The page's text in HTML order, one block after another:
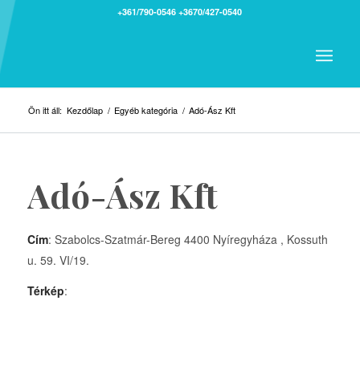
+361/790-0546 +3670/427-0540
Ön itt áll: Kezdőlap / Egyéb kategória / Adó-Ász Kft
Adó-Ász Kft
Cím: Szabolcs-Szatmár-Bereg 4400 Nyíregyháza , Kossuth
u. 59. VI/19.
Térkép: